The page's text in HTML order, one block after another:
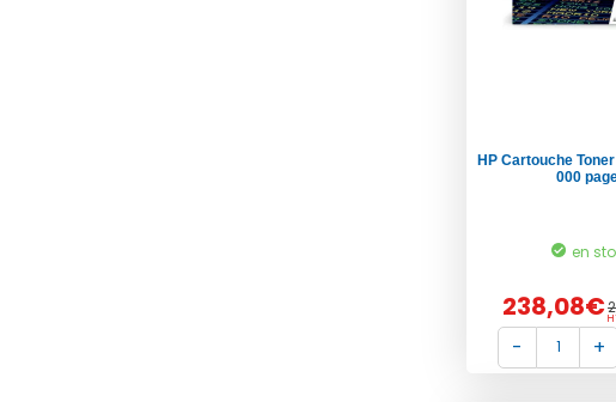
HP Cartouche
000
en
238,08€